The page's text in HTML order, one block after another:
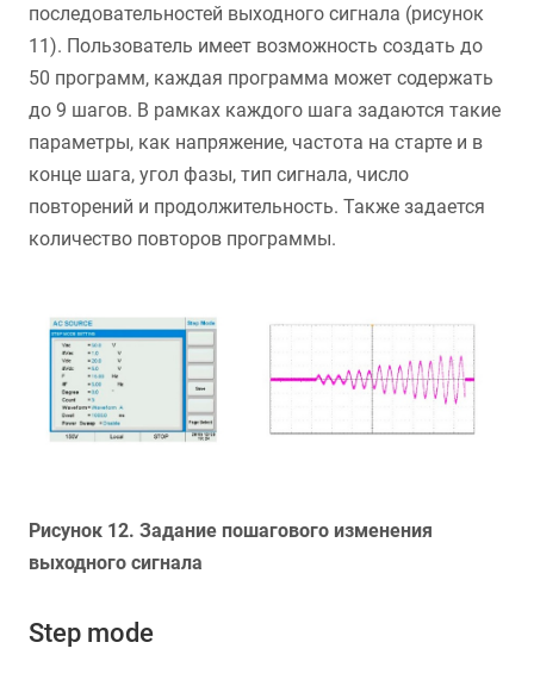
последовательностей выходного сигнала (рисунок
11). Пользователь имеет возможность создать до
50 программ, каждая программа может содержать
до 9 шагов. В рамках каждого шага задаются такие
параметры, как напряжение, частота на старте и в
конце шага, угол фазы, тип сигнала, число
повторений и продолжительность. Также задается
количество повторов программы.
Рисунок 12. Задание пошагового изменения
выходного сигнала
Step mode